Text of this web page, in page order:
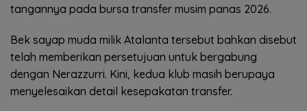
tangannya pada bursa transfer musim panas 2026.
Bek sayap muda milik Atalanta tersebut bahkan disebut
telah memberikan persetujuan untuk bergabung
dengan Nerazzurri. Kini, kedua klub masih berupaya
menyelesaikan detail kesepakatan transfer.